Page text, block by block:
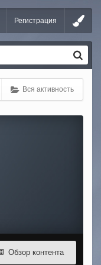
Регистрация
Вся активность
Обзор контента